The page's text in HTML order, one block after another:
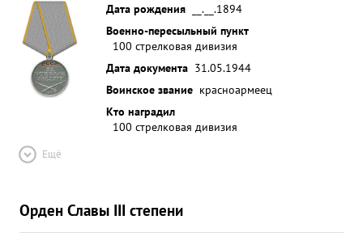
Дата рождения
__.__.1894
Военно-пересыльный пункт
100 стрелковая дивизия
Дата документа 31.05.1944
Воинское звание красноармеец
Кто наградил
100 стрелковая дивизия
Ещё
Орден Славы III степени